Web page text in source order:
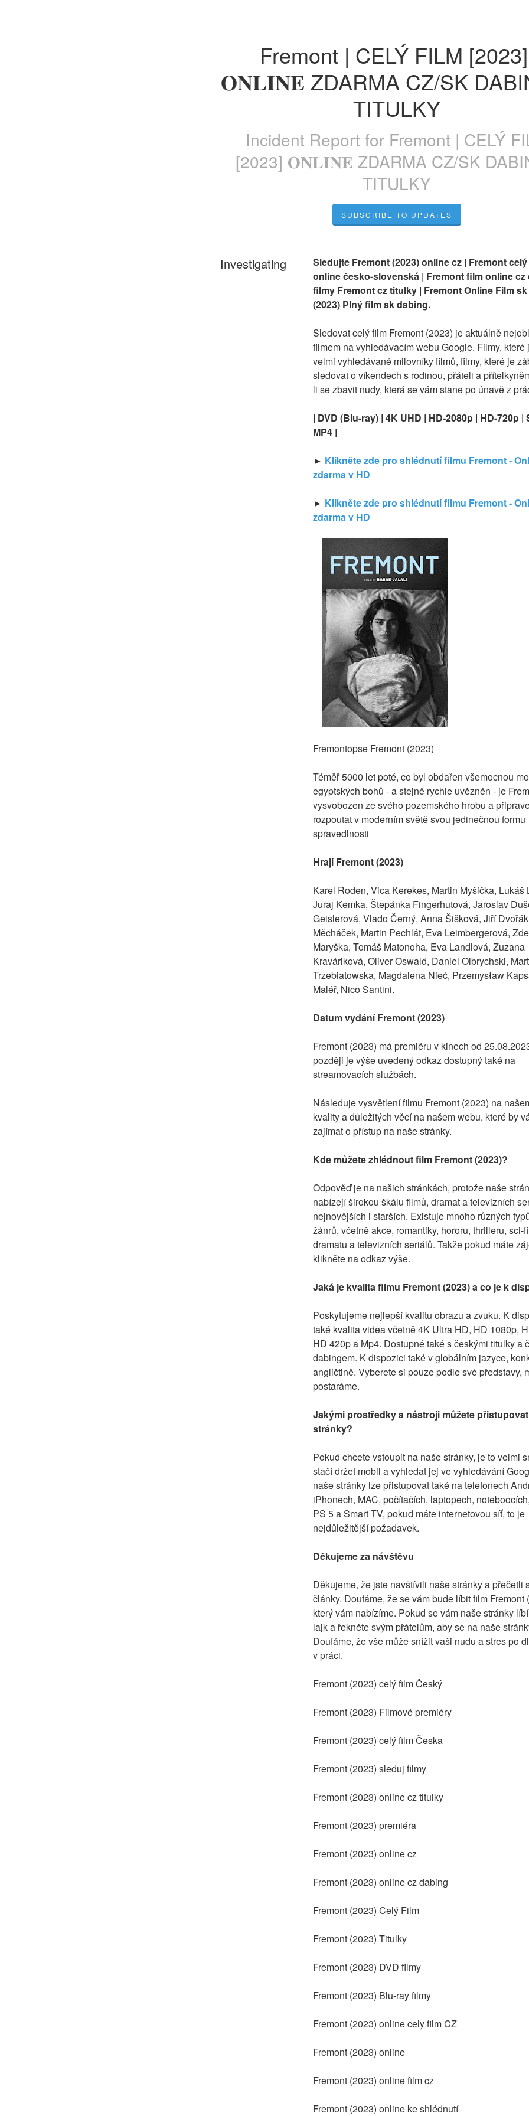
Fremont | CELÝ FILM [2023]
𝐎𝐍𝐋𝐈𝐍𝐄 ZDARMA CZ/SK
TITULKY
Incident Report for Fremont | CELÝ
[2023] 𝐎𝐍𝐋𝐈𝐍𝐄 ZDARMA CZ/SK
TITULKY
SUBSCRIBE TO UPDATES
Investigating
Sledujte Fremont (2023) online cz | Fremont
online česko-slovenská | Fremont film online cz
filmy Fremont cz titulky | Fremont Online Film
(2023) Plný film sk dabing.
Sledovat celý film Fremont (2023) je aktuálně
filmem na vyhledávacím webu Google. Filmy, které
velmi vyhledávané milovníky filmů, filmy, které je
sledovat o víkendech s rodinou, přáteli a
li se zbavit nudy, která se vám stane po únavě z
| DVD (Blu-ray) | 4K UHD | HD-2080p | HD-720p |
MP4 |
► Klikněte zde pro shlédnutí filmu Fremont -
zdarma v HD
► Klikněte zde pro shlédnutí filmu Fremont -
zdarma v HD
Fremontopse Fremont (2023)
Téměř 5000 let poté, co byl obdařen všemocnou
egyptských bohů - a stejně rychle uvězněn - je
vysvobozen ze svého pozemského hrobu a
rozpoutat v moderním světě svou jedinečnou formu
spravedlnosti
Hrají Fremont (2023)
Karel Roden, Vica Kerekes, Martin Myšička, Lukáš
Juraj Kemka, Štepánka Fingerhutová, Jaroslav
Geislerová, Vlado Černý, Anna Šišková, Jiří
Měcháček, Martin Pechlát, Eva Leimbergerová,
Maryška, Tomáš Matonoha, Eva Landlová, Zuzana
Kraváriková, Oliver Oswald, Daniel Olbrychski,
Trzebiatowska, Magdalena Nieć, Przemysław
Maléř, Nico Santini.
Datum vydání Fremont (2023)
Fremont (2023) má premiéru v kinech od
později je výše uvedený odkaz dostupný také na
streamovacích službách.
Následuje vysvětlení filmu Fremont (2023) na
kvality a důležitých věcí na našem webu, které by
zajímat o přístup na naše stránky.
Kde můžete zhlédnout film Fremont (2023)?
Odpověď je na našich stránkách, protože naše
nabízejí širokou škálu filmů, dramat a televizních
nejnovějších i starších. Existuje mnoho různých
žánrů, včetně akce, romantiky, hororu, thrilleru, sci-
dramatu a televizních seriálů. Takže pokud máte
klikněte na odkaz výše.
Jaká je kvalita filmu Fremont (2023) a co je k
Poskytujeme nejlepší kvalitu obrazu a zvuku. K
také kvalita videa včetně 4K Ultra HD, HD 1080p,
HD 420p a Mp4. Dostupné také s českými titulky a
dabingem. K dispozici také v globálním jazyce,
angličtině. Vyberete si pouze podle své představy,
postaráme.
Jakými prostředky a nástroji můžete
stránky?
Pokud chcete vstoupit na naše stránky, je to velmi
stačí držet mobil a vyhledat jej ve vyhledávání
naše stránky lze přistupovat také na telefonech
iPhonech, MAC, počítačích, laptopech,
PS 5 a Smart TV, pokud máte internetovou síť, to je
nejdůležitější požadavek.
Děkujeme za návštěvu
Děkujeme, že jste navštívili naše stránky a přečetli
články. Doufáme, že se vám bude líbit film Fremont
který vám nabízíme. Pokud se vám naše stránky
lajk a řekněte svým přátelům, aby se na naše
Doufáme, že vše může snížit vaši nudu a stres po
v práci.
Fremont (2023) celý film Český
Fremont (2023) Filmové premiéry
Fremont (2023) celý film Česka
Fremont (2023) sleduj filmy
Fremont (2023) online cz titulky
Fremont (2023) premiéra
Fremont (2023) online cz
Fremont (2023) online cz dabing
Fremont (2023) Celý Film
Fremont (2023) Titulky
Fremont (2023) DVD filmy
Fremont (2023) Blu-ray filmy
Fremont (2023) online cely film CZ
Fremont (2023) online
Fremont (2023) online film cz
Fremont (2023) online ke shlédnutí